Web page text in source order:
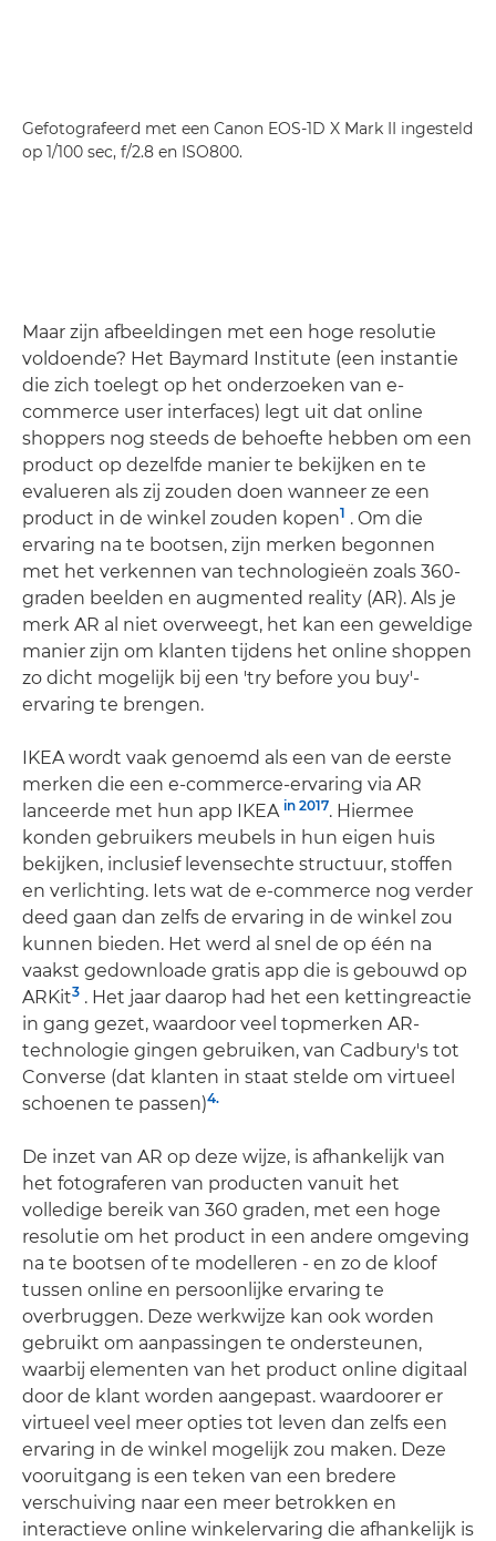
Gefotografeerd met een Canon EOS-1D X Mark II ingesteld
op 1/100 sec, f/2.8 en ISO800.
Maar zijn afbeeldingen met een hoge resolutie
voldoende? Het Baymard Institute (een instantie
die zich toelegt op het onderzoeken van e-
commerce user interfaces) legt uit dat online
shoppers nog steeds de behoefte hebben om een
product op dezelfde manier te bekijken en te
evalueren als zij zouden doen wanneer ze een
product in de winkel zouden kopen1 . Om die
ervaring na te bootsen, zijn merken begonnen
met het verkennen van technologieën zoals 360-
graden beelden en augmented reality (AR). Als je
merk AR al niet overweegt, het kan een geweldige
manier zijn om klanten tijdens het online shoppen
zo dicht mogelijk bij een 'try before you buy'-
ervaring te brengen.
IKEA wordt vaak genoemd als een van de eerste
merken die een e-commerce-ervaring via AR
lanceerde met hun app IKEA in 2017. Hiermee
konden gebruikers meubels in hun eigen huis
bekijken, inclusief levensechte structuur, stoffen
en verlichting. Iets wat de e-commerce nog verder
deed gaan dan zelfs de ervaring in de winkel zou
kunnen bieden. Het werd al snel de op één na
vaakst gedownloade gratis app die is gebouwd op
ARKit3 . Het jaar daarop had het een kettingreactie
in gang gezet, waardoor veel topmerken AR-
technologie gingen gebruiken, van Cadbury's tot
Converse (dat klanten in staat stelde om virtueel
schoenen te passen)4.
De inzet van AR op deze wijze, is afhankelijk van
het fotograferen van producten vanuit het
volledige bereik van 360 graden, met een hoge
resolutie om het product in een andere omgeving
na te bootsen of te modelleren - en zo de kloof
tussen online en persoonlijke ervaring te
overbruggen. Deze werkwijze kan ook worden
gebruikt om aanpassingen te ondersteunen,
waarbij elementen van het product online digitaal
door de klant worden aangepast. waardoorer er
virtueel veel meer opties tot leven dan zelfs een
ervaring in de winkel mogelijk zou maken. Deze
vooruitgang is een teken van een bredere
verschuiving naar een meer betrokken en
interactieve online winkelervaring die afhankelijk is